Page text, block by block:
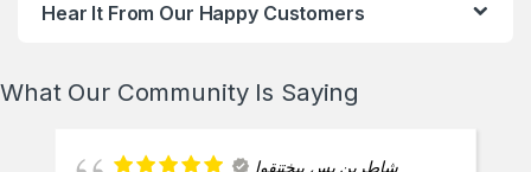
Hear It From Our Happy Customers
What Our Community Is Saying
شاطرين بس بيختنقوا